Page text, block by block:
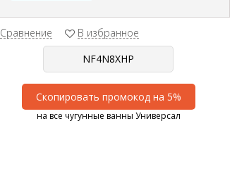
Сравнение В избранное
Скопировать промокод на 5%
на все чугунные ванны Универсал